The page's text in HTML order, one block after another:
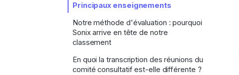
Principaux enseignements
Notre méthode d'évaluation : pourquoi
Sonix arrive en tête de notre
classement
En quoi la transcription des réunions du
comité consultatif est-elle différente ?